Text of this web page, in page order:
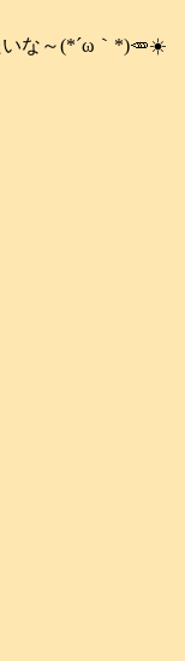
いな～(*´ω｀*)🥕☀️